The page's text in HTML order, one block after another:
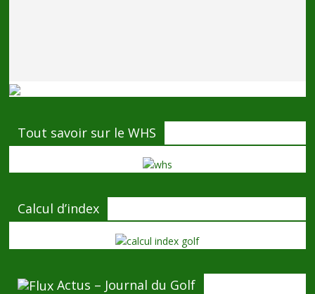
Tout savoir sur le WHS
Calcul d’index
Actus – Journal du Golf